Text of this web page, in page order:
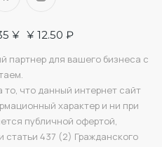
¥ ¥ 12.50 ₽
партнер для вашего бизнеса с
что данный интернет сайт
характер и ни при
публичной офертой,
437 (2) Гражданского